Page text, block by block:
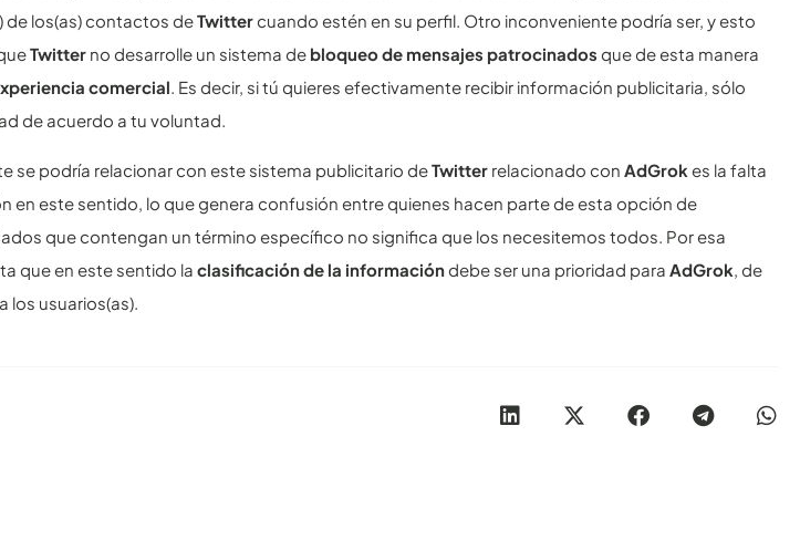
de los(as) contactos deTwittercuando estén en su perfil. Otro inconveniente podría ser, y esto
Twitter no desarrolle un sistema de bloqueo de mensajes patrocinados que de esta manera
comercial. Es decir, si tú quieres efectivamente recibir información publicitaria, sólo
de acuerdo a tu voluntad.
se podría relacionar con este sistema publicitario deTwitter relacionado con AdGrokes la falta
en este sentido, lo que genera confusión entre quienes hacen parte de esta opción de
que contengan un término específico no significa que los necesitemos todos. Por esa
que en este sentido laclasificación de la informacióndebe ser una prioridad para AdGrok , de
usuarios(as).